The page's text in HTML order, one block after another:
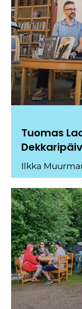
Tuomas
Ilkka